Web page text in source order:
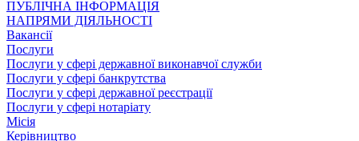
ПУБЛІЧНА ІНФОРМАЦІЯ
НАПРЯМИ ДІЯЛЬНОСТІ
Вакансії
Послуги
Послуги у сфері державної виконавчої служби
Послуги у сфері банкрутства
Послуги у сфері державної реєстрації
Послуги у сфері нотаріату
Місія
Керівництво